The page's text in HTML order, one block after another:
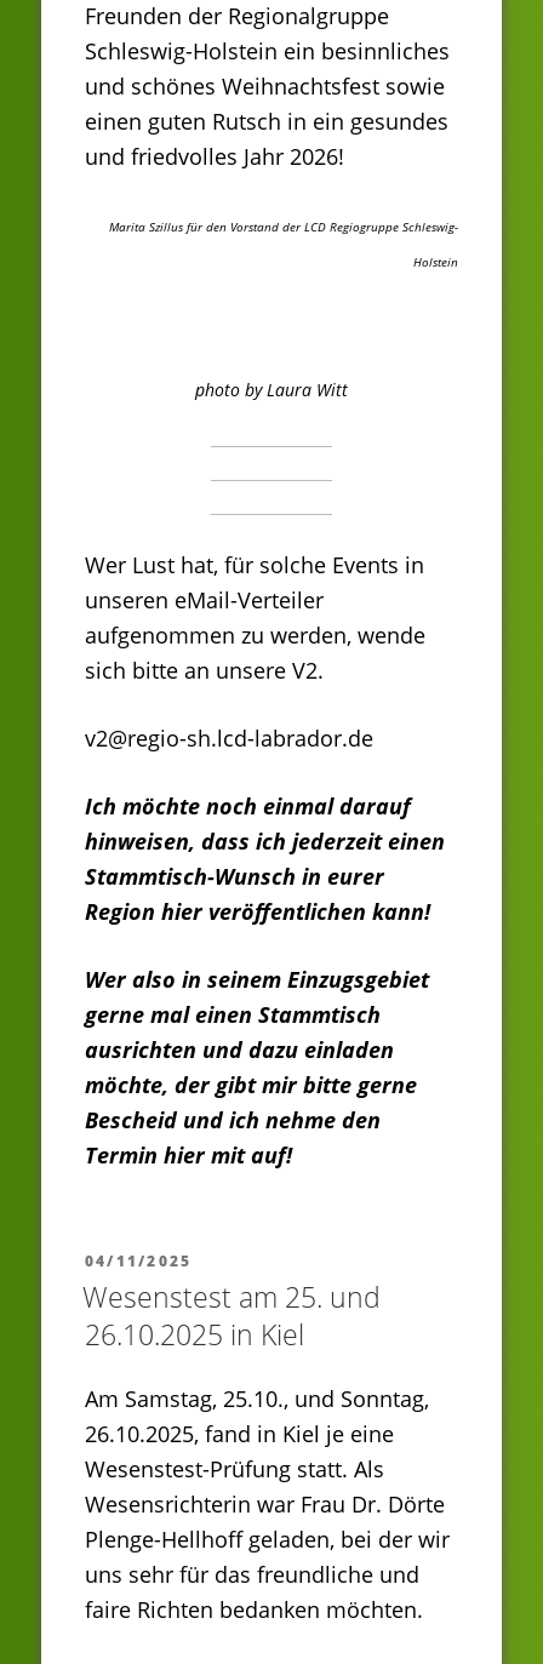
Freunden der Regionalgruppe
Schleswig-Holstein ein besinnliches
und schönes Weihnachtsfest sowie
einen guten Rutsch in ein gesundes
und friedvolles Jahr 2026!
Marita Szillus für den Vorstand der LCD Regiogruppe Schleswig-
Holstein
photo by Laura Witt
Wer Lust hat, für solche Events in
unseren eMail-Verteiler
aufgenommen zu werden, wende
sich bitte an unsere V2.
v2@regio-sh.lcd-labrador.de
Ich möchte noch einmal darauf
hinweisen, dass ich jederzeit einen
Stammtisch-Wunsch in eurer
Region hier veröffentlichen kann!
Wer also in seinem Einzugsgebiet
gerne mal einen Stammtisch
ausrichten und dazu einladen
möchte, der gibt mir bitte gerne
Bescheid und ich nehme den
Termin hier mit auf!
VERÖFFENTLICHT
AM
04/11/2025
Wesenstest am 25. und
26.10.2025 in Kiel
Am Samstag, 25.10., und Sonntag,
26.10.2025, fand in Kiel je eine
Wesenstest-Prüfung statt. Als
Wesensrichterin war Frau Dr. Dörte
Plenge-Hellhoff geladen, bei der wir
uns sehr für das freundliche und
faire Richten bedanken möchten.